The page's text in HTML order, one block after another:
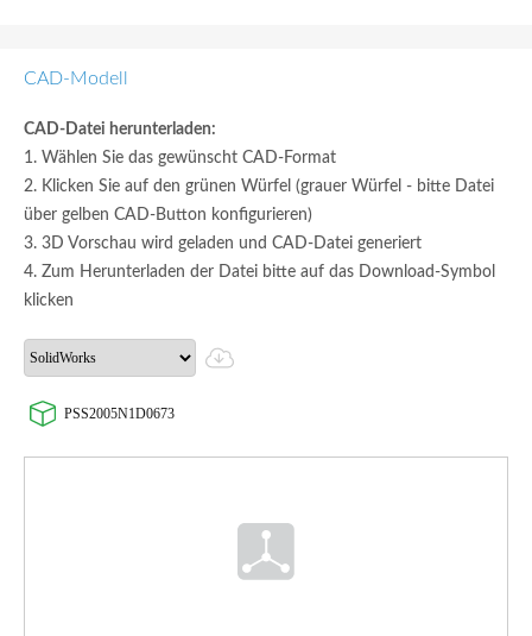
CAD-Modell
CAD-Datei herunterladen:
1. Wählen Sie das gewünscht CAD-Format
2. Klicken Sie auf den grünen Würfel (grauer Würfel - bitte Datei
über gelben CAD-Button konfigurieren)
3. 3D Vorschau wird geladen und CAD-Datei generiert
4. Zum Herunterladen der Datei bitte auf das Download-Symbol
klicken
PSS2005N1D0673